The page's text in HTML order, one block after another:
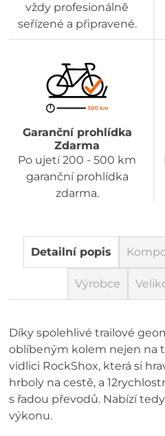
vždy profesionálně
seřízené a připravené.
Garanční prohlídka
Zdarma
Po ujetí 200 - 500 km
garanční prohlídka
zdarma.
Detailní popis
Výrobce
Díky spolehlivé trailové
oblíbeným kolem nejen na
vidlici RockShox, která si
hrboly na cestě, a
s řadou převodů. Nabízí
výkonu.